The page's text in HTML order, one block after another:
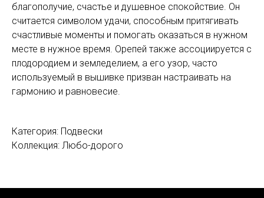
благополучие, счастье и душевное спокойствие. Он
считается символом удачи, способным притягивать
счастливые моменты и помогать оказаться в нужном
месте в нужное время. Орепей также ассоциируется с
плодородием и земледелием, а его узор, часто
используемый в вышивке призван настраивать на
гармонию и равновесие.
Категория: Подвески
Коллекция: Любо-дорого